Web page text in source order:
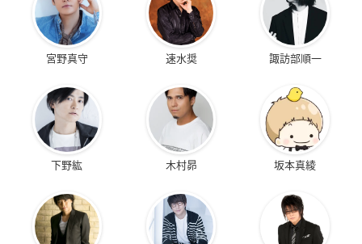
宮野真守 速水奨 諏訪部順一
下野紘 木村昴 坂本真綾